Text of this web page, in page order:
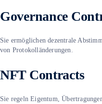
Governance
Sie ermöglichen dezentrale
von Protokolländerungen.
NFT Contracts
Sie regeln Eigentum,